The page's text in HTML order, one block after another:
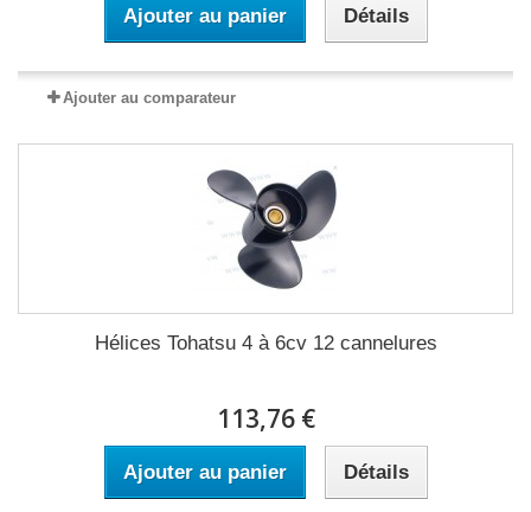
Ajouter au panier Détails
Ajouter au comparateur
Hélices Tohatsu 4 à 6cv 12 cannelures
113,76 €
Ajouter au panier Détails